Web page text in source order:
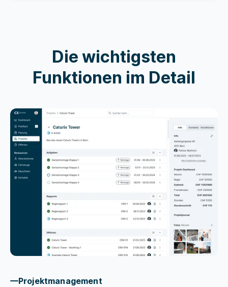
Die wichtigsten
Funktionen im Detail
Projektmanagement